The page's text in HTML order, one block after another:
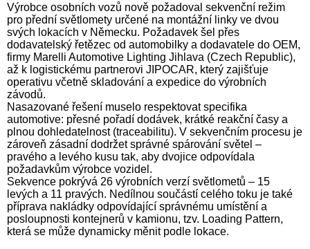
Výrobce osobních vozů nově požadoval sekvenční režim
pro přední světlomety určené na montážní linky ve dvou
svých lokacích v Německu. Požadavek šel přes
dodavatelský řetězec od automobilky a dodavatele do OEM,
firmy Marelli Automotive Lighting Jihlava (Czech Republic),
až k logistickému partnerovi JIPOCAR, který zajišťuje
operativu včetně skladování a expedice do výrobních
závodů.
Nasazované řešení muselo respektovat specifika
automotive: přesné pořadí dodávek, krátké reakční časy a
plnou dohledatelnost (traceabilitu). V sekvenčním procesu je
zároveň zásadní dodržet správné spárování světel –
pravého a levého kusu tak, aby dvojice odpovídala
požadavkům výrobce vozidel.
Sekvence pokrývá 26 výrobních verzí světlometů – 15
levých a 11 pravých. Nedílnou součástí celého toku je také
příprava nakládky odpovídající správnému umístění a
posloupnosti kontejnerů v kamionu, tzv. Loading Pattern,
která se může dynamicky měnit podle lokace.